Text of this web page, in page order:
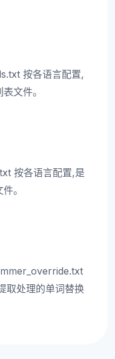
按各语言配置,
文件。
按各语言配置,是
。
取处理的单词替换